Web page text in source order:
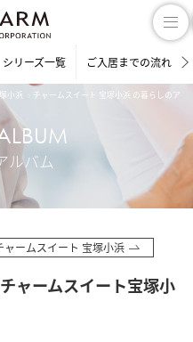
シリーズ一覧 ご入居までの流れ
小浜 チャームスイート 宝塚小浜 の暮らしのアル
ルバム
ャームスイート 宝塚小浜
ャームスイート宝塚小